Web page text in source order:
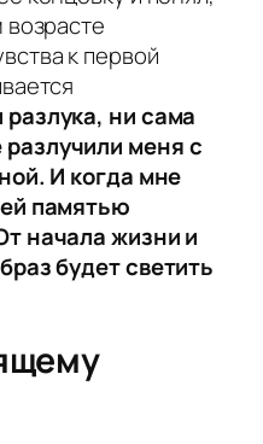
возрасте
к первой
разлука, ни сама
меня с
И когда мне
памятью
начала жизни и
будет светить